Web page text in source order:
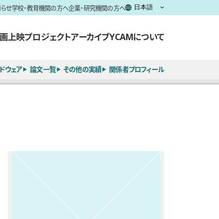
せ学校・教育機関の方へ企業・研究機関の方へ
上映プロジェクトアーカイブYCAMについて
ウェア 論文一覧 その他の実績 関係者プロフィール